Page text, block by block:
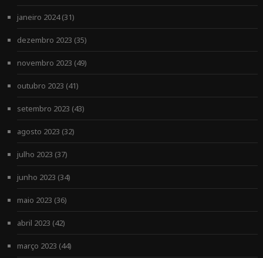
janeiro 2024(31)
dezembro 2023 (35)
novembro 2023 (49)
outubro 2023 (41)
setembro 2023 (43)
agosto 2023 (32)
julho 2023 (37)
junho 2023 (34)
maio 2023 (36)
abril 2023 (42)
março 2023 (44)